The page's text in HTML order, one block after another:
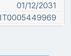
01/12/2031
IT0005449969